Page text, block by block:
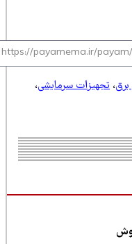
تجهیزات سرمایشی،